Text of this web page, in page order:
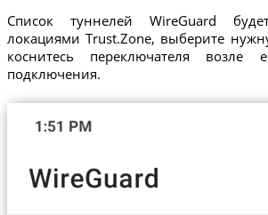
Список туннелей WireGuard
локациями Trust.Zone, выберите
коснитесь переключателя возле
подключения.